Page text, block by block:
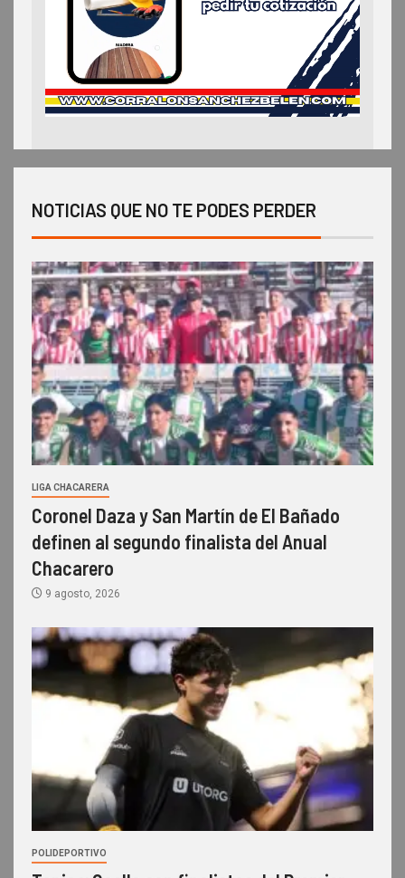
NOTICIAS QUE NO TE PODES PERDER
LIGA CHACARERA
Coronel Daza y San Martín de El Bañado
definen al segundo finalista del Anual
Chacarero
9 agosto, 2026
POLIDEPORTIVO